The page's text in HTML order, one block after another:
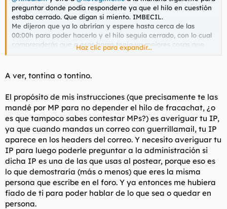
preguntar donde podía responderte ya que el hilo en cuestión
estaba cerrado. Que digan si miento. IMBECIL.
Me dijeron que ya lo abrirían y espere hasta cerca de las
00:00h para poder hacerlo y el hilo seguía cerrado, con lo cual
comprenderás que a esas horas tenia ya mejores cosas que
hacer que seguir esperando. Y el resto de la semana una
otras distracciones.
En cuanto a mi IP que decías que alguien te confirmara que
no hay problema que lo haga quien pueda confirmarlo.
Respecto a tu mail con instrucciones (que tiene ovarios que un
señor que pide dinero de instrucciones) me dices :
a ver, instrucciones:
-te vas aquíCompose a new Email
-envías un correo a tus muertos, en los campos pones lo que
quieras
después de que lo hayas hecho te comento más
Haz clic para expandir...
A ver, tontina o tontino.
El propósito de mis instrucciones (que precisamente te las
mandé por MP para no depender el hilo de fracachat, ¿o
es que tampoco sabes contestar MPs?) es averiguar tu IP,
ya que cuando mandas un correo con guerrillamail, tu IP
aparece en los headers del correo. Y necesito averiguar tu
IP para luego poderle preguntar a la administración si
dicha IP es una de las que usas al postear, porque eso es
lo que demostraría (más o menos) que eres la misma
persona que escribe en el foro. Y ya entonces me hubiera
fiado de ti para poder hablar de lo que sea o quedar en
persona.